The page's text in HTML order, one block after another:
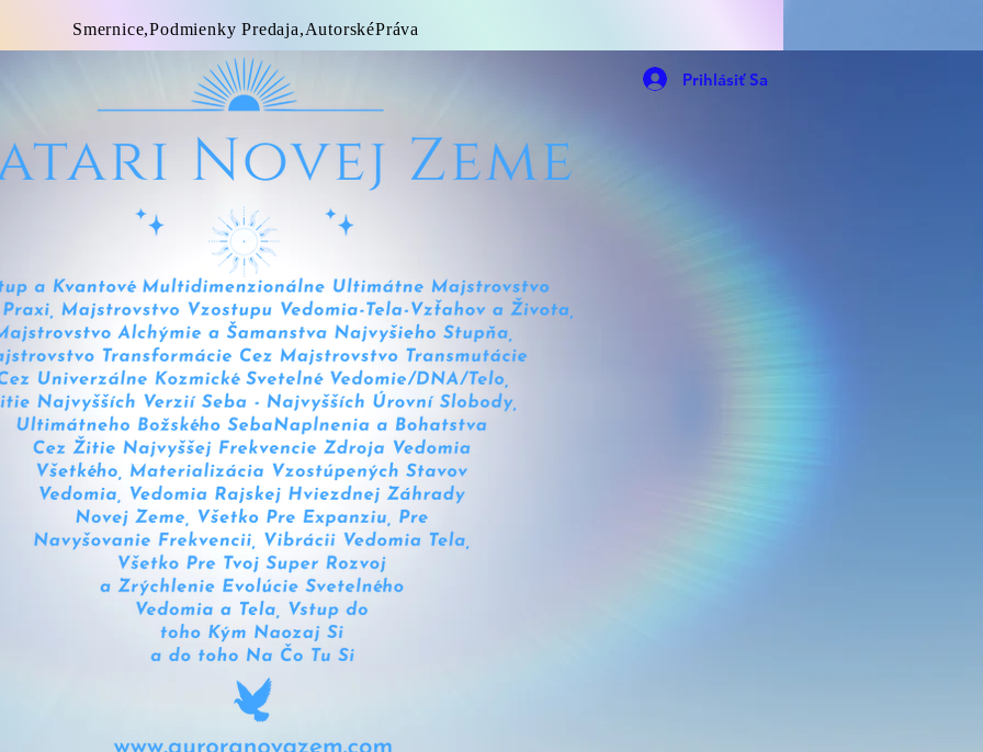
Smernice,Podmienky Predaja,AutorskéPráva
Prihlásiť Sa